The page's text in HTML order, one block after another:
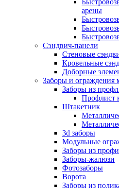
арены
Сэндвич-панели
Стеновые
Кровельные
Доборные
Заборы и ограждения
Заборы из
Профлист
Штакетник
3d заборы
Модульные
Заборы из
Заборы-жалюзи
Фотозаборы
Ворота
Заборы из